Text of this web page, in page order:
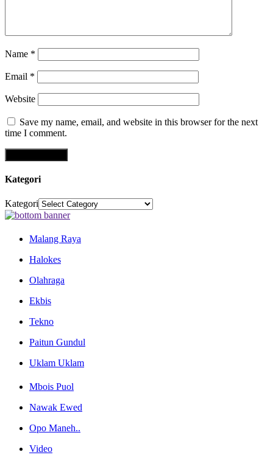
Name *
Email *
Website
Save my name, email, and website in this browser for the next
time I comment.
Kategori
Kategori
Malang Raya
Halokes
Olahraga
Ekbis
Tekno
Paitun Gundul
Uklam Uklam
Mbois Puol
Nawak Ewed
Opo Maneh..
Video